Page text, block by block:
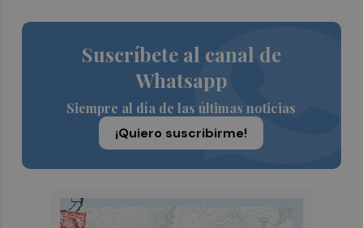
Suscríbete al canal de
Whatsapp
Siempre al día de las últimas noticias
¡Quiero suscribirme!